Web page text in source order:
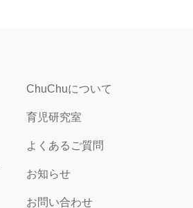
ChuChuについて
育児研究室
よくあるご質問
お知らせ
お問い合わせ